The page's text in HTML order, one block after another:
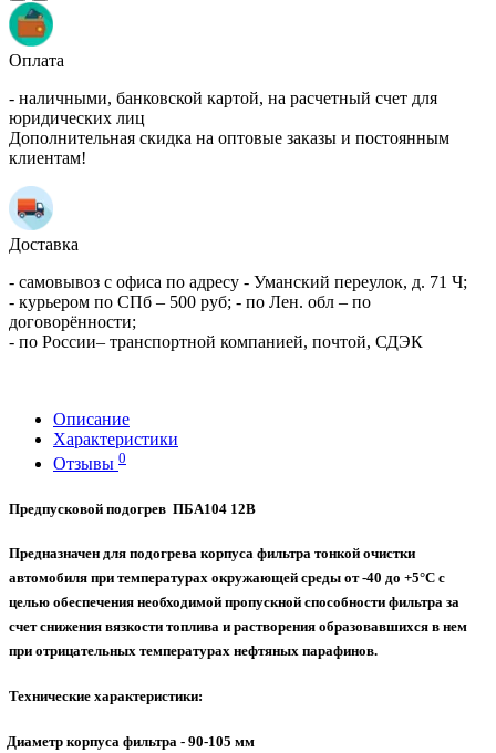
Оплата
- наличными, банковской картой, на расчетный счет для
юридических лиц
Дополнительная скидка на оптовые заказы и постоянным
клиентам!
Доставка
- самовывоз с офиса по адресу - Уманский переулок, д. 71 Ч;
- курьером по СПб – 500 руб; - по Лен. обл – по
договорённости;
- по России– транспортной компанией, почтой, СДЭК
Описание
Характеристики
Отзывы 0
Предпусковой подогрев ПБА104 12В
Предназначен для подогрева корпуса фильтра тонкой очистки
автомобиля при температурах окружающей среды от -40 до +5°С с
целью обеспечения необходимой пропускной способности фильтра за
счет снижения вязкости топлива и растворения образовавшихся в нем
при отрицательных температурах нефтяных парафинов.
Технические характеристики:
Диаметр корпуса фильтра - 90-105 мм